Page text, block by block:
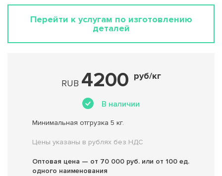
Перейти к услугам по изготовлению
деталей
RUB 4200 руб/кг
В наличии
Минимальная отгрузка 5 кг.
Цены указаны в рублях без НДС
Оптовая цена — от 70 000 руб. или от 100 ед.
одного наименования